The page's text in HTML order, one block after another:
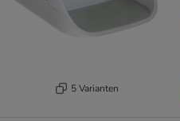
5 Varianten